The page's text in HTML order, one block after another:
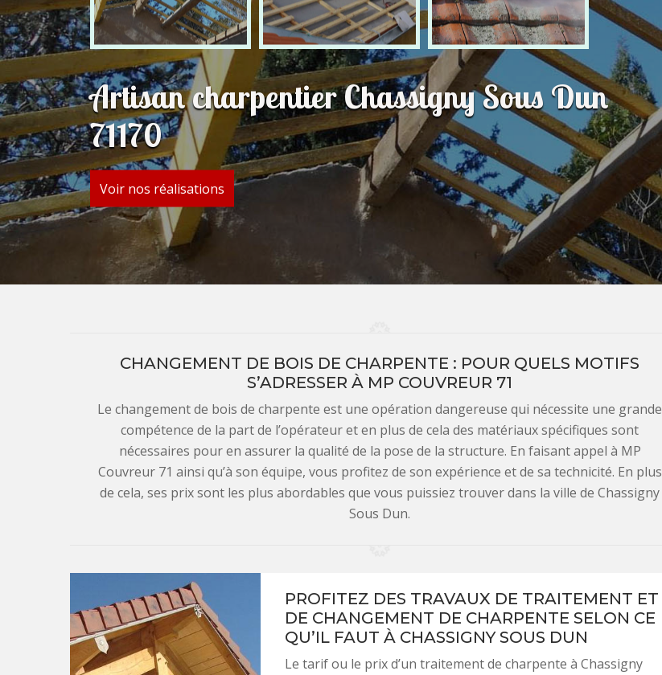
Artisan charpentier Chassigny Sous Dun
71170
Voir nos réalisations
CHANGEMENT DE BOIS DE CHARPENTE : POUR QUELS MOTIFS
S’ADRESSER À MP COUVREUR 71
Le changement de bois de charpente est une opération dangereuse qui nécessite une grande
compétence de la part de l’opérateur et en plus de cela des matériaux spécifiques sont
nécessaires pour en assurer la qualité de la pose de la structure. En faisant appel à MP
Couvreur 71 ainsi qu’à son équipe, vous profitez de son expérience et de sa technicité. En plus
de cela, ses prix sont les plus abordables que vous puissiez trouver dans la ville de Chassigny
Sous Dun.
PROFITEZ DES TRAVAUX DE TRAITEMENT ET
DE CHANGEMENT DE CHARPENTE SELON CE
QU’IL FAUT À CHASSIGNY SOUS DUN
Le tarif ou le prix d’un traitement de charpente à Chassigny